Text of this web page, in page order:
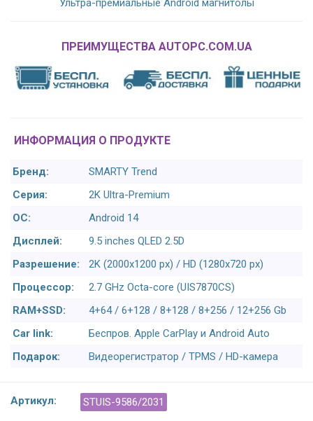
Ультра-премиальные Android магнитолы
ПРЕИМУЩЕСТВА AUTOPC.COM.UA
ИНФОРМАЦИЯ О ПРОДУКТЕ
Бренд:
SMARTY Trend
Серия:
2K Ultra-Premium
ОС:
Android 14
Дисплей:
9.5 inches QLED 2.5D
Разрешение:
2K (2000x1200 px) / HD (1280x720 px)
Процессор:
2.7 GHz Octa-core (UIS7870CS)
RAM+SSD:
4+64 / 6+128 / 8+128 / 8+256 / 12+256 Gb
Car link:
Беспров. Apple CarPlay и Android Auto
Подарок:
Видеорегистратор / TPMS / HD-камера
Артикул: STUIS-9586/2031